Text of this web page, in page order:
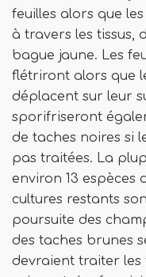
feuilles alors que
à travers les tissus,
bague jaune. Les
flétriront alors que
déplacent sur leur
sporifriseront
de taches noires si
pas traitées. La
environ 13 espèces
cultures restants
poursuite des
des taches brunes
devraient traiter les